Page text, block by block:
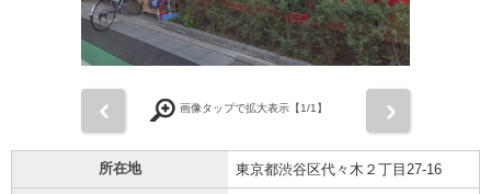
画像タップで拡大表示【1/1】
所在地 東京都渋谷区代々木２丁目27-16